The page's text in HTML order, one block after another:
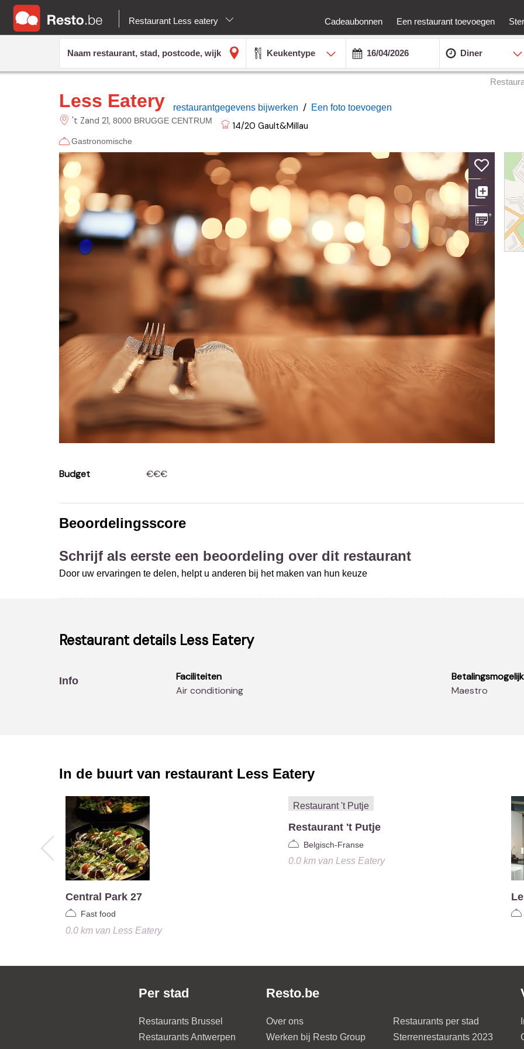
Restaurant Less eatery Cadeaubonnen Een restaurant toevoegen
Keukentype Diner
Less Eatery restaurantgegevens bijwerken / Een foto toevoegen
't Zand 21 8000 BRUGGE CENTRUM 14/20 Gault&Millau
Gastronomische
Budget €€€
Beoordelingsscore
Schrijf als eerste een beoordeling over dit restaurant
Door uw ervaringen te delen, helpt u anderen bij het maken van hun keuze
Restaurant details Less Eatery
Info
Faciliteiten
Air conditioning
Maestro
In de buurt van restaurant Less Eatery
Central Park 27
Fast food
0.0 kmvan Less Eatery
Restaurant 't Putje
Belgisch-Franse
0.0 kmvan Less Eatery
Per stad
Restaurants Brussel
Restaurants Antwerpen
Resto.be
Over ons
Werken bij Resto Group
Restaurants per stad
Sterrenrestaurants 2023